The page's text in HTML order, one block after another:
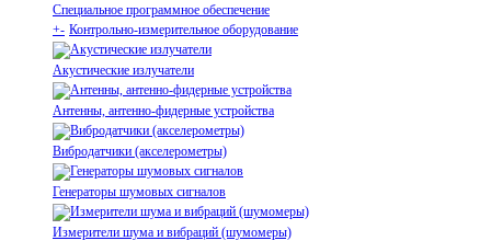
Специальное программное обеспечение
+- Контрольно-измерительное оборудование
Акустические излучатели
Антенны, антенно-фидерные устройства
Вибродатчики (акселерометры)
Генераторы шумовых сигналов
Измерители шума и вибраций (шумомеры)